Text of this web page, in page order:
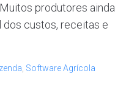
produtores ainda
dos custos, receitas e
Software Agrícola